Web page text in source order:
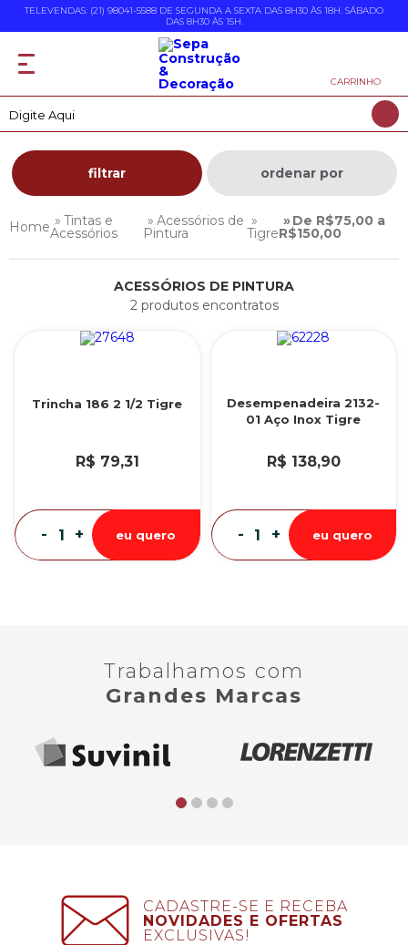
TELEVENDAS: (21) 98041-5588 DE SEGUNDA A SEXTA DAS 8H30 ÀS 18H. SÁBADO
DAS 8H30 ÀS 15H.
CARRINHO
filtrar ordenar por
Tintas e
Acessórios
Acessórios de
Pintura Tigre
De R$75,00 a
R$150,00
ACESSÓRIOS DE PINTURA
2 produtos encontratos
Trincha 186 2 1/2 Tigre
R$ 79,31
- + eu quero
Desempenadeira 2132-
01 Aço Inox Tigre
R$ 138,90
- + eu quero
Trabalhamos com
Grandes Marcas
CADASTRE-SE E RECEBA
NOVIDADES E OFERTAS
EXCLUSIVAS!